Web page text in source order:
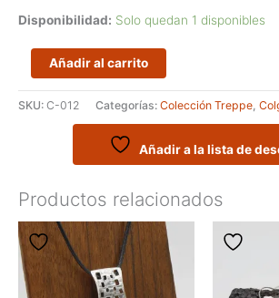
Disponibilidad: Solo quedan 1 disponibles
Colgante
de
Autor
realizado
Añadir al carrito
SKU: C-012 Categorías: Colección Treppe,
Añadir a la lista de
Productos relacionados